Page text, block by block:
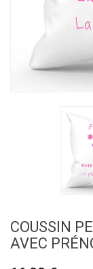
COUSSIN
AVEC